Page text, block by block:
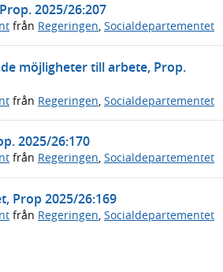
2025/26:207
från Regeringen, Socialdepartementet
möjligheter till arbete, Prop.
från Regeringen Socialdepartementet
2025/26:170
från Regeringen, Socialdepartementet
Prop 2025/26:169
från Regeringen, Socialdepartementet